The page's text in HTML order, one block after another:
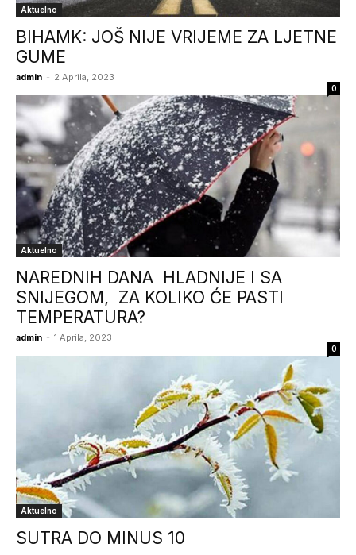
Aktuelno
BIHAMK: JOŠ NIJE VRIJEME ZA LJETNE
GUME
admin - 2 Aprila, 2023
0
Aktuelno
NAREDNIH DANA HLADNIJE I SA
SNIJEGOM, ZA KOLIKO ĆE PASTI
TEMPERATURA?
admin - 1 Aprila, 2023
0
Aktuelno
SUTRA DO MINUS 10